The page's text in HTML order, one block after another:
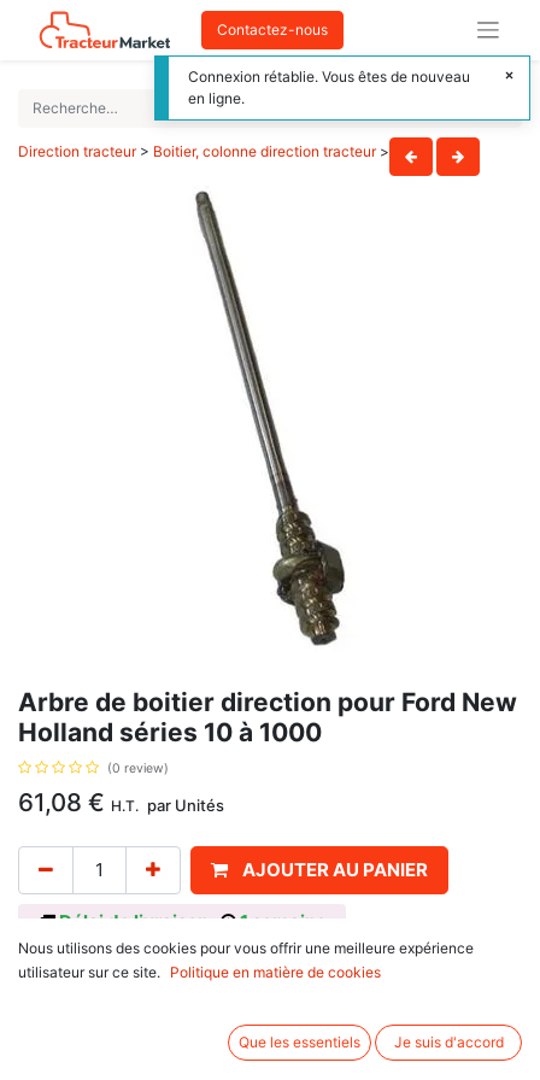
Contactez-nous
Direction tracteur> Boitier, colonne direction tracteur>
Arbre de boitier direction pour Ford New
Holland séries 10 à 1000
(0 review)
61,08 € H.T. par Unités
AJOUTER AU PANIER
Délai de livraison : 1 semaine
Arbre cannelé avec vis et écrou, longueur 663 mm avec un filet de 20 mm,
Nous utilisons des cookies pour vous offrir une meilleure expérience
utilisateur sur ce site.
Politique en matière de cookies
Que les essentiels Je suis d'accord
Connexion rétablie. Vous êtes de nouveau
en ligne.